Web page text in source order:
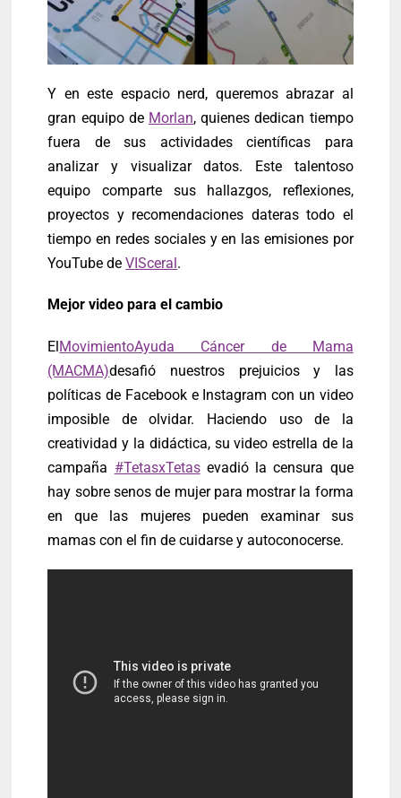
Y en este espacio nerd, queremos abrazar al
gran equipo de Morlan, quienes dedican tiempo
fuera de sus actividades científicas para
analizar y visualizar datos. Este talentoso
equipo comparte sus hallazgos, reflexiones,
proyectos y recomendaciones dateras todo el
tiempo en redes sociales y en las emisiones por
YouTube deVISceral .
Mejor video para el cambio
ElMovimientoAyuda Cáncer de Mama
(MACMA)desafió nuestros prejuicios y las
políticas de Facebook e Instagram con un video
imposible de olvidar. Haciendo uso de la
creatividad y la didáctica, su video estrella de la
campaña #TetasxTetasevadió la censura que
hay sobre senos de mujer para mostrar la forma
en que las mujeres pueden examinar sus
mamas con el fin de cuidarse y autoconocerse.